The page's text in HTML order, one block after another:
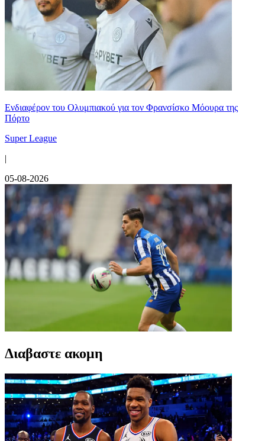
Ενδιαφέρον του Ολυμπιακού για τον Φρανσίσκο Μόουρα της
Πόρτο
Super League
|
05-08-2026
Διαβαστε ακομη